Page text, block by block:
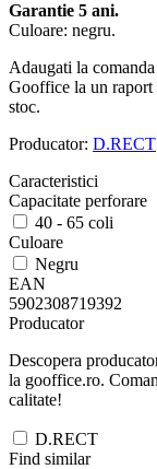
Garantie 5 ani.
Culoare: negru.
Adaugati la
Gooffice la un raport
stoc.
Producator: D.RECT
Caracteristici
Capacitate perforare
40 - 65 coli
Culoare
Negru
EAN
5902308719392
Producator
Descopera
la gooffice.ro.
calitate!
D.RECT
Find similar